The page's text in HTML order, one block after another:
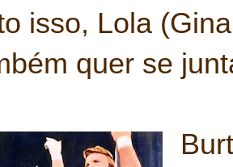
isso, Lola
quer se